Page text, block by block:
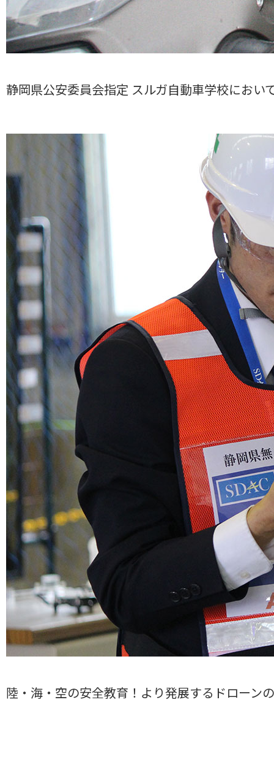
静岡県公安委員会指定 スルガ自動車学校にお
陸・海・空の安全教育！より発展するドローン